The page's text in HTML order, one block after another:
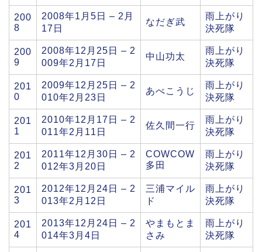
200
8
2008年1月5日 – 2月
17日
なだぎ武
雨上がり
決死隊
200
9
2008年12月25日 – 2
009年2月17日
中山功太
雨上がり
決死隊
201
0
2009年12月25日 – 2
010年2月23日
あべこうじ
雨上がり
決死隊
201
1
2010年12月17日 – 2
011年2月11日
佐久間一行
雨上がり
決死隊
201
2
2011年12月30日 – 2
012年3月20日
COWCOW
多田
雨上がり
決死隊
201
3
2012年12月24日 – 2
013年2月12日
三浦マイル
ド
雨上がり
決死隊
201
4
2013年12月24日 – 2
014年3月4日
やまもとま
さみ
雨上がり
決死隊